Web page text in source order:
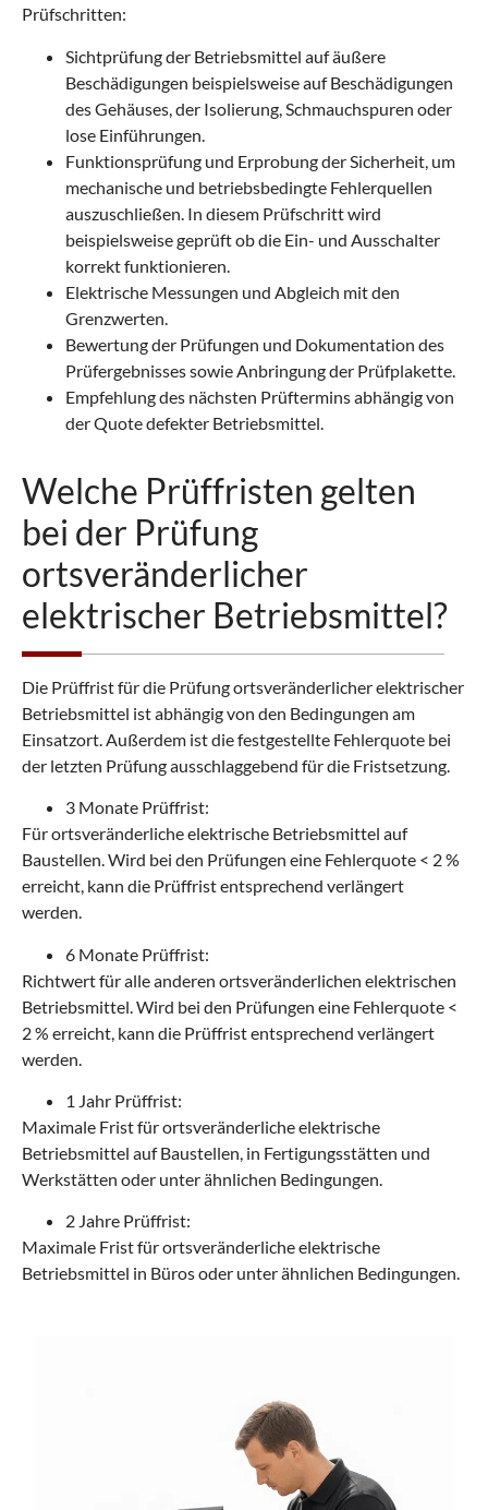
Prüfschritten:
Sichtprüfung der Betriebsmittel auf äußere
Beschädigungen beispielsweise auf Beschädigungen
des Gehäuses, der Isolierung, Schmauchspuren oder
lose Einführungen.
Funktionsprüfung und Erprobung der Sicherheit, um
mechanische und betriebsbedingte Fehlerquellen
auszuschließen. In diesem Prüfschritt wird
beispielsweise geprüft ob die Ein- und Ausschalter
korrekt funktionieren.
Elektrische Messungen und Abgleich mit den
Grenzwerten.
Bewertung der Prüfungen und Dokumentation des
Prüfergebnisses sowie Anbringung der Prüfplakette.
Empfehlung des nächsten Prüftermins abhängig von
der Quote defekter Betriebsmittel.
Welche Prüffristen gelten
bei der Prüfung
ortsveränderlicher
elektrischer Betriebsmittel?
Die Prüffrist für die Prüfung ortsveränderlicher elektrischer
Betriebsmittel ist abhängig von den Bedingungen am
Einsatzort. Außerdem ist die festgestellte Fehlerquote bei
der letzten Prüfung ausschlaggebend für die Fristsetzung.
3 Monate Prüffrist:
Für ortsveränderliche elektrische Betriebsmittel auf
Baustellen. Wird bei den Prüfungen eine Fehlerquote < 2 %
erreicht, kann die Prüffrist entsprechend verlängert
werden.
6 Monate Prüffrist:
Richtwert für alle anderen ortsveränderlichen elektrischen
Betriebsmittel. Wird bei den Prüfungen eine Fehlerquote <
2 % erreicht, kann die Prüffrist entsprechend verlängert
werden.
1 Jahr Prüffrist:
Maximale Frist für ortsveränderliche elektrische
Betriebsmittel auf Baustellen, in Fertigungsstätten und
Werkstätten oder unter ähnlichen Bedingungen.
2 Jahre Prüffrist:
Maximale Frist für ortsveränderliche elektrische
Betriebsmittel in Büros oder unter ähnlichen Bedingungen.